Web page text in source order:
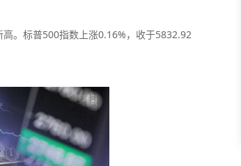
。标普500指数上涨0.16%，收于5832.92
全牌照
全牌照
口碑评分：8.73
监管中